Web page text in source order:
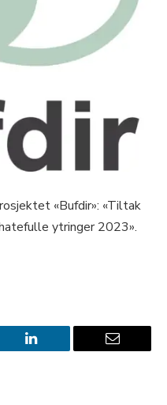
«Bufdir»: «Tiltak
ytringer 2023».
LinkedIn Email